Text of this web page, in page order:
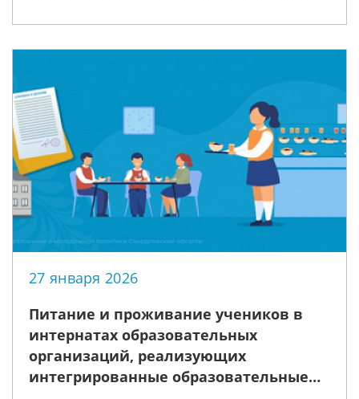
граждан в правоотношения по
обязательному социальному
отдельных страховых случаев
27 января 2026
Питание и проживание учеников в
интернатах образовательных
организаций, реализующих
интегрированные образовательные